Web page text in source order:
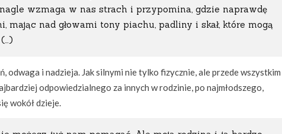
wzmaga w nas strach i przypomina, gdzie naprawdę
mając nad głowami tony piachu, padliny i skał, które mogą
odwaga i nadzieja. Jak silnymi nie tylko fizycznie, ale przede wszystkim
odpowiedzialnego za innych w rodzinie, po najmłodszego,
wokół dzieje.